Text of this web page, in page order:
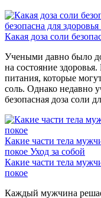
безопасна для здоровья
Какая доза соли
Учеными давно было
на состояние
питания, которые
соль. Однако недавно
безопасная доза соли
Какие части тела
покое Уход за собой
Какие части тела
покое
Каждый мужчина